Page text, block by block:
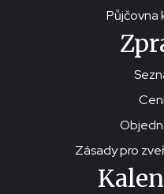
Půjčovna
Zásady pro